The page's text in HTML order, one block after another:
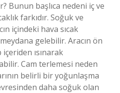
Bunun başlıca nedeni iç ve
farkıdır. Soğuk ve
içindeki hava sıcak
gelebilir. Aracın ön
içeriden ısınarak
Cam terlemesi neden
belirli bir yoğunlaşma
daha soğuk olan